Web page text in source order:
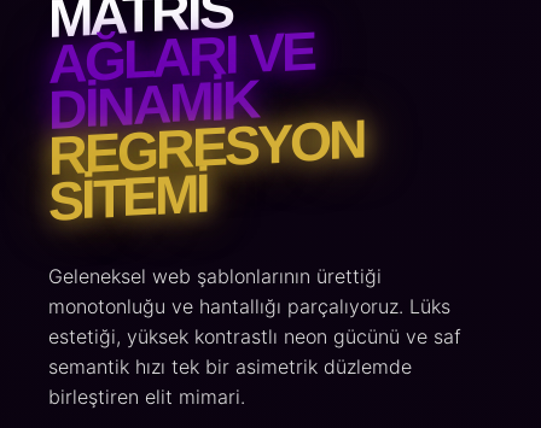
AĞLARI VE
DINAMIK
REGRESYON
SITEMI
Geleneksel web şablonlarının ürettiği
monotonluğu ve hantallığı parçalıyoruz. Lüks
estetiği, yüksek kontrastlı neon gücünü ve saf
semantik hızı tek bir asimetrik düzlemde
birleştiren elit mimari.